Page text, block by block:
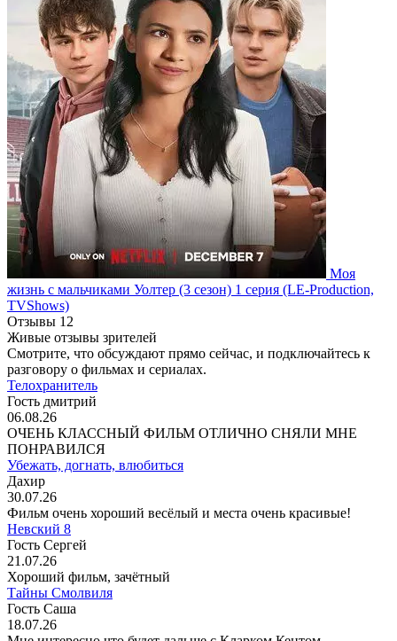
Моя
жизнь с мальчиками Уолтер (3 сезон) 1 серия (LE-Production,
TVShows)
Отзывы 12
Живые отзывы зрителей
Смотрите, что обсуждают прямо сейчас, и подключайтесь к
разговору о фильмах и сериалах.
Телохранитель
Гость дмитрий
06.08.26
ОЧЕНЬ КЛАССНЫЙ ФИЛЬМ ОТЛИЧНО СНЯЛИ МНЕ
ПОНРАВИЛСЯ
Убежать, догнать, влюбиться
Дахир
30.07.26
Фильм очень хороший весёлый и места очень красивые!
Невский 8
Гость Сергей
21.07.26
Хороший фильм, зачётный
Тайны Смолвиля
Гость Саша
18.07.26